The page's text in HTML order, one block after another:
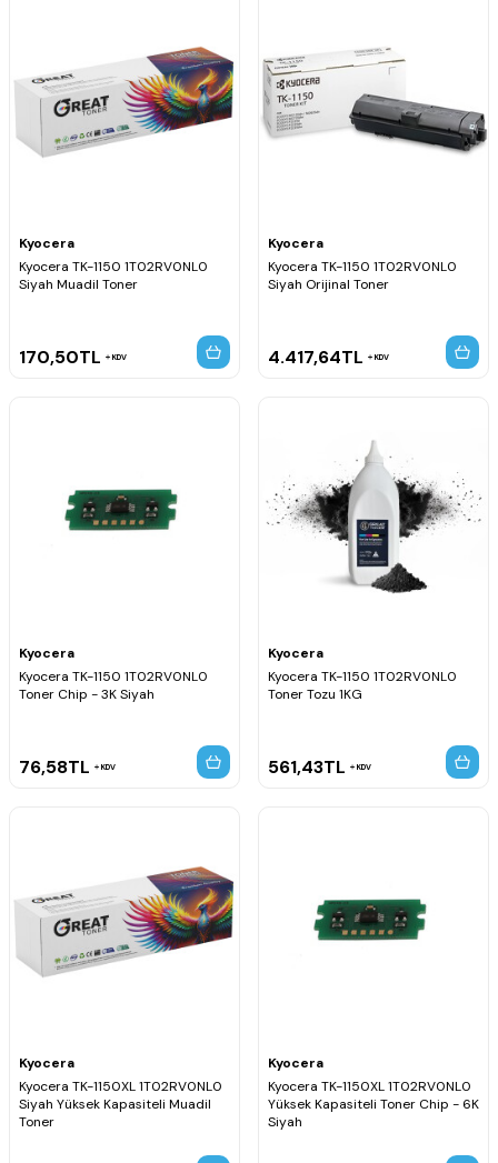
Kyocera
Kyocera TK-1150 1T02RV0NL0
Siyah Muadil Toner
170,50TL KDV
Kyocera
Kyocera TK-1150 1T02RV0NL0
Siyah Orijinal Toner
4.417,64TL KDV
Kyocera
Kyocera TK-1150 1T02RV0NL0
Toner Chip - 3K Siyah
76,58TL KDV
Kyocera
Kyocera TK-1150 1T02RV0NL0
Toner Tozu 1KG
561,43TL KDV
Kyocera
Kyocera TK-1150XL 1T02RV0NL0
Siyah Yüksek Kapasiteli Muadil
Toner
Kyocera
Kyocera TK-1150XL 1T02RV0NL0
Yüksek Kapasiteli Toner Chip - 6K
Siyah